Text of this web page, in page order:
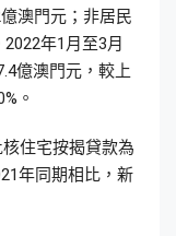
澳門元；非居民
年1月至3月
億澳門元，較上
。
住宅按揭貸款為
年同期相比，新